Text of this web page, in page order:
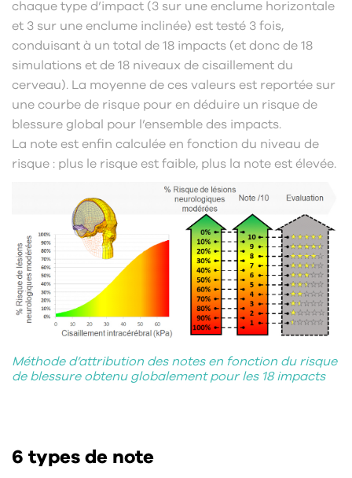
chaque type d’impact (3 sur une enclume horizontale
et 3 sur une enclume inclinée) est testé 3 fois,
conduisant à un total de 18 impacts (et donc de 18
simulations et de 18 niveaux de cisaillement du
cerveau). La moyenne de ces valeurs est reportée sur
une courbe de risque pour en déduire un risque de
blessure global pour l’ensemble des impacts.
La note est enfin calculée en fonction du niveau de
risque : plus le risque est faible, plus la note est élevée.
Méthode d’attribution des notes en fonction du risque
de blessure obtenu globalement pour les 18 impacts
6 types de note